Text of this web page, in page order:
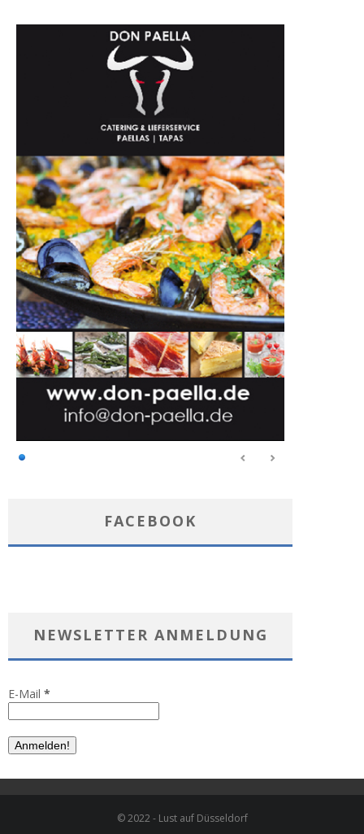
FACEBOOK
NEWSLETTER ANMELDUNG
E-Mail *
© 2022 - Lust auf Düsseldorf